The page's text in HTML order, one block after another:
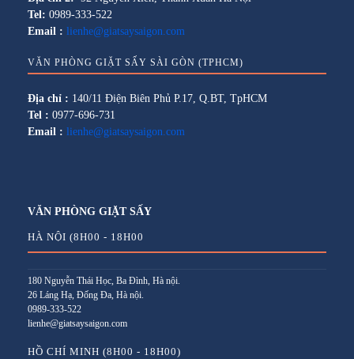
Tel: 0989-333-522
Email : lienhe@giatsaysaigon.com
VĂN PHÒNG GIẶT SẤY SÀI GÒN (TPHCM)
Địa chỉ : 140/11 Điện Biên Phủ P.17, Q.BT, TpHCM
Tel : 0977-696-731
Email : lienhe@giatsaysaigon.com
VĂN PHÒNG GIẶT SẤY
HÀ NỘI (8H00 - 18H00
180 Nguyễn Thái Học, Ba Đình, Hà nội.
26 Láng Hạ, Đống Đa, Hà nội.
0989-333-522
lienhe@giatsaysaigon.com
HỒ CHÍ MINH (8H00 - 18H00)